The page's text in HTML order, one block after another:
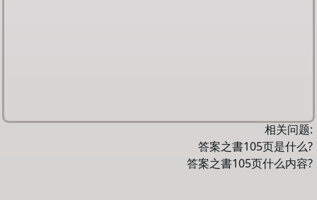
相关问题:
答案之書105页是什么?
答案之書105页什么内容?